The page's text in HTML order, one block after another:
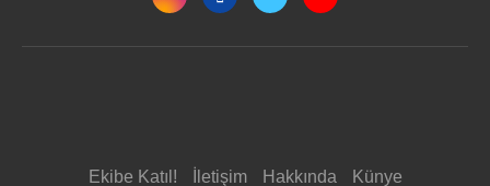
Ekibe Katıl! İletişim Hakkında Künye